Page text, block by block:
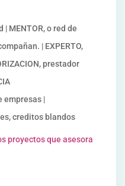
| MENTOR, o red de
| EXPERTO,
prestador
empresas |
creditos blandos
proyectos que asesora